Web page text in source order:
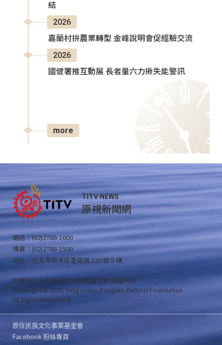
結
2026
嘉蘭村拚農業轉型 金峰說明會促經驗交流
2026
國健署推互動展 長者量六力揪失能警訊
more
TITV NEWS
原視新聞網
電話：(02)2788-1600
傳真：(02)2788-1500
地址：台北市南港區重陽路 120 號 5 樓
財團法人原住民族文化事業基金會 版權所有
Copyright © 2021 Indigenous Peoples Cultural Foundation
All Rights Reserved .
原住民族文化事業基金會
Facebook 粉絲專頁